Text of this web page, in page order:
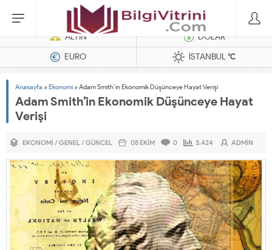
Dizel Jeneratörler
ALTIN
DOLAR
EURO
İSTANBUL°C
Anasayfa »Ekonomi »Adam Smith’in Ekonomik Düşünceye Hayat Verişi
Adam Smith’in Ekonomik Düşünceye Hayat
Verişi
EKONOMI /GENEL/GÜNCEL 08 EKIM 0 3.424 ADMIN